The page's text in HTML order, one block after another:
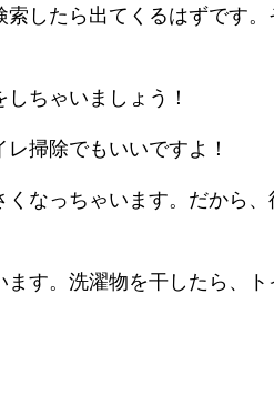
したら出てくるはずです
ちゃいましょう！
掃除でもいいですよ！
なっちゃいます。だから
す。洗濯物を干したら、